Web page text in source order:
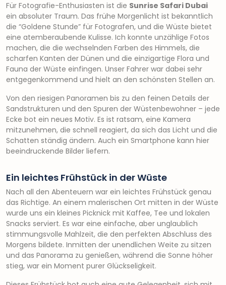
Für Fotografie-Enthusiasten ist die Sunrise Safari Dubai
ein absoluter Traum. Das frühe Morgenlicht ist bekanntlich
die “Goldene Stunde” für Fotografen, und die Wüste bietet
eine atemberaubende Kulisse. Ich konnte unzählige Fotos
machen, die die wechselnden Farben des Himmels, die
scharfen Kanten der Dünen und die einzigartige Flora und
Fauna der Wüste einfingen. Unser Fahrer war dabei sehr
entgegenkommend und hielt an den schönsten Stellen an.
Von den riesigen Panoramen bis zu den feinen Details der
Sandstrukturen und den Spuren der Wüstenbewohner – jede
Ecke bot ein neues Motiv. Es ist ratsam, eine Kamera
mitzunehmen, die schnell reagiert, da sich das Licht und die
Schatten ständig ändern. Auch ein Smartphone kann hier
beeindruckende Bilder liefern.
Ein leichtes Frühstück in der Wüste
Nach all den Abenteuern war ein leichtes Frühstück genau
das Richtige. An einem malerischen Ort mitten in der Wüste
wurde uns ein kleines Picknick mit Kaffee, Tee und lokalen
Snacks serviert. Es war eine einfache, aber unglaublich
stimmungsvolle Mahlzeit, die den perfekten Abschluss des
Morgens bildete. Inmitten der unendlichen Weite zu sitzen
und das Panorama zu genießen, während die Sonne höher
stieg, war ein Moment purer Glückseligkeit.